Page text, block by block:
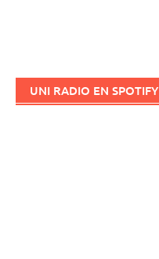
UNI RADIO EN SPOTIFY